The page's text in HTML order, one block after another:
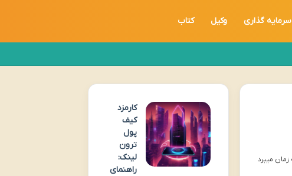
سرمایه گذاری وکیل کتاب
کارمزد
کیف
پول
ترون
لینک:
راهنمای